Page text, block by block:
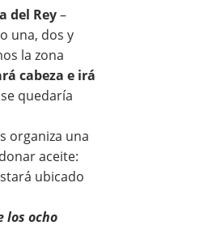
del Rey–
una, dos y
la zona
cabeza e irá
quedaría
organiza una
aceite:
ubicado
los ocho